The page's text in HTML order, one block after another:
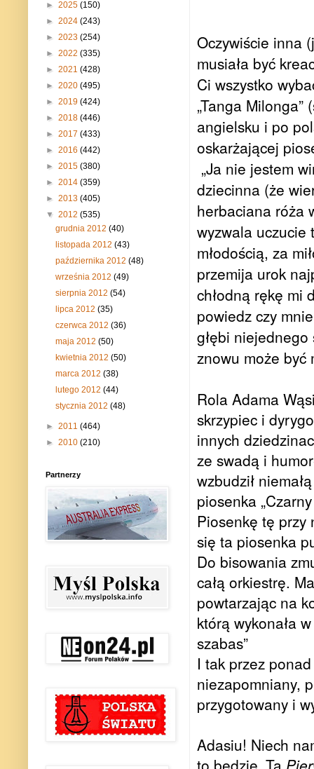
Oczywiście inna
musiała być
Ci wszystko
„Tanga
angielsku i po
oskarżającej
„Ja nie jestem
dziecinna (że
herbaciana róża
wyzwala uczucie
młodością, za
przemija urok
chłodną rękę mi
powiedz czy
głębi
znowu może być
Rola Adama
skrzypiec i
innych
ze swadą i
wzbudził
piosenka
Piosenkę tę przy
się ta piosenka
Do bisowania
całą orkiestrę.
powtarzając na
którą wykonała
szabas”
I tak przez
niezapomniany,
przygotowany i
Adasiu! Niech
► 2025 (150)
► 2024 (243)
► 2023 (254)
► 2022 (335)
► 2021 (428)
► 2020 (495)
► 2019 (424)
► 2018 (446)
► 2017 (433)
► 2016 (442)
► 2015 (380)
► 2014 (359)
► 2013 (405)
▼ 2012 (535)
grudnia 2012(40)
listopada 2012(43)
października 2012(48)
września 2012(49)
sierpnia 2012(54)
lipca 2012(35)
czerwca 2012(36)
maja 2012(50)
kwietnia 2012(50)
marca 2012(38)
lutego 2012(44)
stycznia 2012(48)
► 2011 (464)
► 2010 (210)
Partnerzy